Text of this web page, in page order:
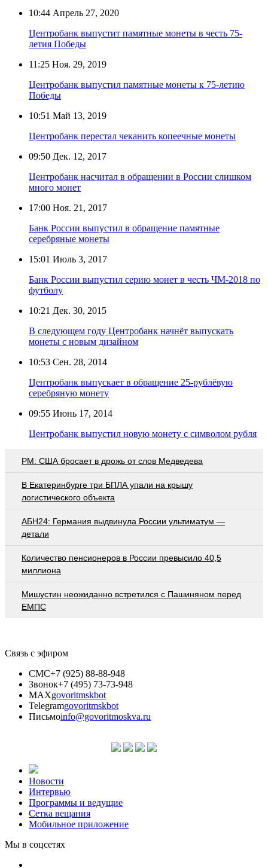
10:44 Апрель 27, 2020
Центробанк выпустит памятные монеты в честь 75-
летия Победы
11:25 Ноя. 29, 2019
Центробанк выпустил памятные монеты к 75-летию
Победы
10:51 Май 13, 2019
Центробанк перестал чеканить копеечные монеты
09:50 Дек. 12, 2017
Центробанк насчитал в обращении в России слишком
много монет
17:00 Ноя. 21, 2017
Банк России выпустил в обращение памятные
серебряные монеты
15:01 Июль 3, 2017
Банк России выпустил серию монет в честь ЧМ-2018 по
футболу
10:21 Дек. 30, 2015
В следующем году Центробанк начнёт выпускать
монеты с новым дизайном
10:53 Сен. 28, 2014
Центробанк выпускает в обращение 25-рублёвую
серебряную монету
09:55 Июнь 17, 2014
Центробанк выпустил новую монету с символом рубля
PM: США бросает в дрожь от слов Медведева
В Екатеринбурге три БПЛА упали на крышу
логистического объекта
АБН24: Германия выдвинула России ультиматум —
детали
Количество пенсионеров в России превысило 40,5
миллиона
Мишустин неожиданно встретился с Пашиняном перед
ЕМПС
Связь с эфиром
СМС+7 (925) 88-88-948
Звонок+7 (495) 73-73-948
MAXgovoritmskbot
Telegramgovoritmskbot
Письмоinfo@govoritmoskva.ru
Новости
Интервью
Программы и ведущие
Сетка вещания
Мобильное приложение
Мы в соцсетях